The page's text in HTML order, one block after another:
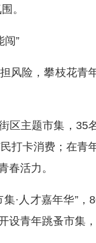
。
”
险，攀枝花青年
主题市集，35名
打卡消费；在青
春活力。
人才嘉年华”，
设青年跳蚤市集